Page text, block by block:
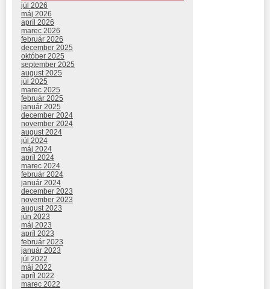
júl 2026
máj 2026
apríl 2026
marec 2026
február 2026
december 2025
október 2025
september 2025
august 2025
júl 2025
marec 2025
február 2025
január 2025
december 2024
november 2024
august 2024
júl 2024
máj 2024
apríl 2024
marec 2024
február 2024
január 2024
december 2023
november 2023
august 2023
jún 2023
máj 2023
apríl 2023
február 2023
január 2023
júl 2022
máj 2022
apríl 2022
marec 2022